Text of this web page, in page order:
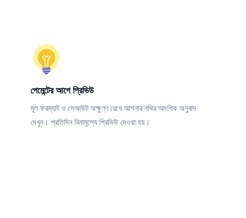
পেমেন্টের আগে প্রিভিউ
মূল ফরম্যাট ও লেআউট অক্ষুণ্ণ রেখে আপনার নথির আংশিক অনুবাদ
দেখুন। প্রতিদিন বিনামূল্যে প্রিভিউ দেওয়া হয়।